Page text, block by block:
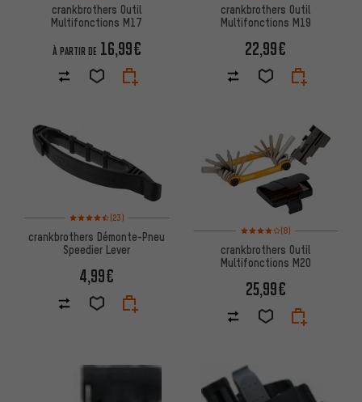
crankbrothers Outil
Multifonctions M17
À PARTIR DE 16,99€
crankbrothers Outil
Multifonctions M19
22,99€
Note moyenne : 4,5 sur 5 d'après 23 avis
(23)
crankbrothers Démonte-Pneu
Speedier Lever
4,99€
Note moyenne : 4 sur 5
(8)
crankbrothers Outil
Multifonctions M20
25,99€